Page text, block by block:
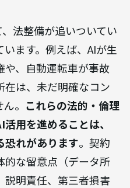
法整備が追いついてい
ます。例えば、AIが生
や、自動運転車が事故
在は、未だ明確なコン
。 これらの法的・倫理
用を進めることは、
恐れがあります。契約
的な留意点（データ所
明責任、第三者損害